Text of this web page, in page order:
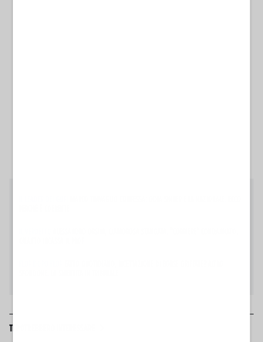
TI POTREBBERO INTERESSARE